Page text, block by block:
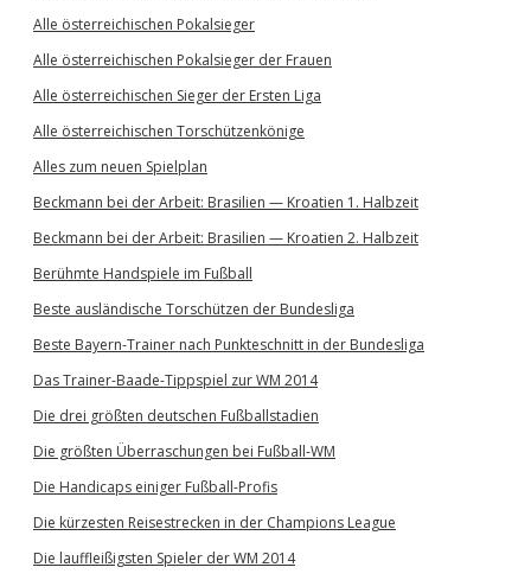
Alle österreichischen Pokalsieger
Alle österreichischen Pokalsieger der Frauen
Alle österreichischen Sieger der Ersten Liga
Alle österreichischen Torschützenkönige
Alles zum neuen Spielplan
Beckmann bei der Arbeit: Brasilien — Kroatien 1. Halbzeit
Beckmann bei der Arbeit: Brasilien — Kroatien 2. Halbzeit
Berühmte Handspiele im Fußball
Beste ausländische Torschützen der Bundesliga
Beste Bayern-Trainer nach Punkteschnitt in der Bundesliga
Das Trainer-Baade-Tippspiel zur WM 2014
Die drei größten deutschen Fußballstadien
Die größten Überraschungen bei Fußball-WM
Die Handicaps einiger Fußball-Profis
Die kürzesten Reisestrecken in der Champions League
Die lauffleißigsten Spieler der WM 2014